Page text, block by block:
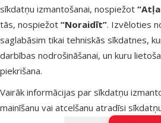
sīkdatņu izmantošanai, nospiežot
tās, nospiežot “Noraidīt”. Izvēloties
saglabāsim tikai tehniskās sīkdatnes,
darbības nodrošināšanai, un kuru
piekrišana.
Vairāk informācijas par sīkdatņu
mainīšanu vai atcelšanu atradīsi
Bez graudiem
Burkāni
Burkāni
Dārzeņi
Garšaugi